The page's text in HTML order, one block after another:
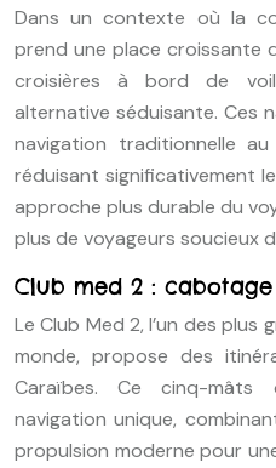
Dans un contexte où la
prend une place croissante
croisières à bord de
alternative séduisante. Ces
navigation traditionnelle
réduisant significativement
approche plus durable du
plus de voyageurs soucieux
Club med 2 :
Le Club Med 2, l’un des plus
monde, propose des
Caraïbes. Ce cinq-
navigation unique,
propulsion moderne pour